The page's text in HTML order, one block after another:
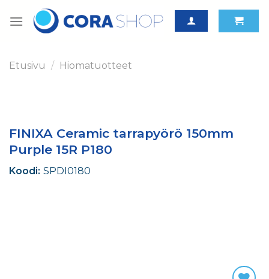
Etusivu / Hiomatuotteet
FINIXA Ceramic tarrapyörö 150mm
Purple 15R P180
Koodi: SPDI0180